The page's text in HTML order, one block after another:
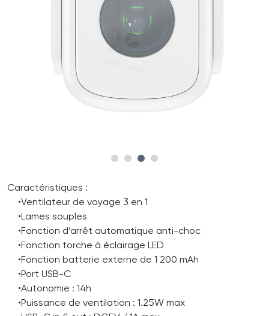
Caractéristiques :
•Ventilateur de voyage 3 en 1
•Lames souples
•Fonction d’arrêt automatique anti-choc
•Fonction torche à éclairage LED
•Fonction batterie externe de 1 200 mAh
•Port USB-C
•Autonomie : 14h
•Puissance de ventilation : 1.25W max